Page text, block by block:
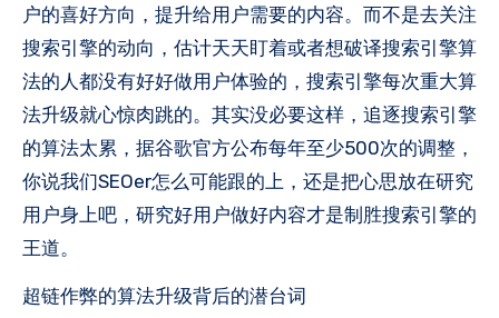
户的喜好方向，提升给用户需要的内容。而不是去关注
搜索引擎的动向，估计天天盯着或者想破译搜索引擎算
法的人都没有好好做用户体验的，搜索引擎每次重大算
法升级就心惊肉跳的。其实没必要这样，追逐搜索引擎
的算法太累，据谷歌官方公布每年至少500次的调整，
你说我们SEOer怎么可能跟的上，还是把心思放在研究
用户身上吧，研究好用户做好内容才是制胜搜索引擎的
王道。
超链作弊的算法升级背后的潜台词